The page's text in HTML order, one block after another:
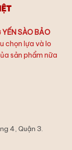
YẾN SÀO BẢO
chọn lựa và lo
sản phẩm nữa
4, Quận 3.